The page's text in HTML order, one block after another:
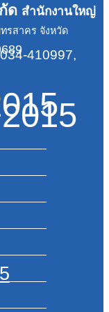
ด สำนักงานใหญ่
รสาคร จังหวัด
410997,